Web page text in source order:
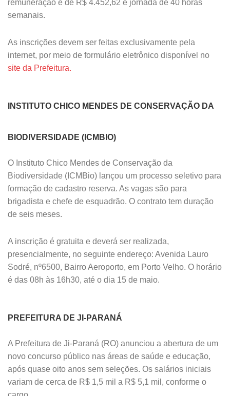
remuneração é de R$ 4.452,62 e jornada de 40 horas
semanais.
As inscrições devem ser feitas exclusivamente pela
internet, por meio de formulário eletrônico disponível no
site da Prefeitura.
INSTITUTO CHICO MENDES DE CONSERVAÇÃO DA
BIODIVERSIDADE (ICMBIO)
O Instituto Chico Mendes de Conservação da
Biodiversidade (ICMBio) lançou um processo seletivo para
formação de cadastro reserva. As vagas são para
brigadista e chefe de esquadrão. O contrato tem duração
de seis meses.
A inscrição é gratuita e deverá ser realizada,
presencialmente, no seguinte endereço: Avenida Lauro
Sodré, nº6500, Bairro Aeroporto, em Porto Velho. O horário
é das 08h às 16h30, até o dia 15 de maio.
PREFEITURA DE JI-PARANÁ
A Prefeitura de Ji-Paraná (RO) anunciou a abertura de um
novo concurso público nas áreas de saúde e educação,
após quase oito anos sem seleções. Os salários iniciais
variam de cerca de R$ 1,5 mil a R$ 5,1 mil, conforme o